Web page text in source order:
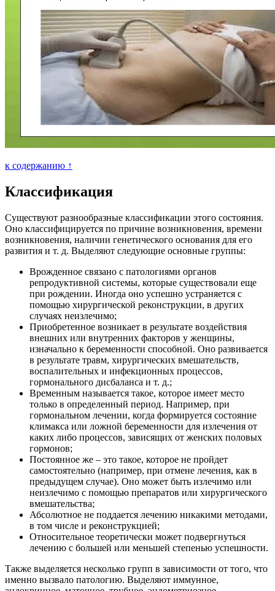
к содержанию ↑
Классификация
Существуют разнообразные классификации этого состояния.
Оно классифицируется по причине возникновения, времени
возникновения, наличии генетического основания для его
развития и т. д. Выделяют следующие основные группы:
Врожденное связано с патологиями органов
репродуктивной системы, которые существовали еще
при рождении. Иногда оно успешно устраняется с
помощью хирургической реконструкции, в других
случаях неизлечимо;
Приобретенное возникает в результате воздействия
внешних или внутренних факторов у женщины,
изначально к беременности способной. Оно развивается
в результате травм, хирургических вмешательств,
воспалительных и инфекционных процессов,
гормонального дисбаланса и т. д.;
Временным называется такое, которое имеет место
только в определенный период. Например, при
гормональном лечении, когда формируется состояние
климакса или ложной беременности для излечения от
каких либо процессов, зависящих от женских половых
гормонов;
Постоянное же – это такое, которое не пройдет
самостоятельно (например, при отмене лечения, как в
предыдущем случае). Оно может быть излечимо или
неизлечимо с помощью препаратов или хирургического
вмешательства;
Абсолютное не поддается лечению никакими методами,
в том числе и реконструкцией;
Относительное теоретически может подвергнуться
лечению с большей или меньшей степенью успешности.
Также выделяется несколько групп в зависимости от того, что
именно вызвало патологию. Выделяют иммунное,